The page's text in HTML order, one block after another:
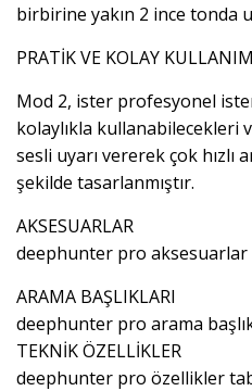
birbirine yakın 2 ince tonda
PRATİK VE KOLAY KULLANIM
Mod 2, ister profesyonel
kolaylıkla kullanabilecekleri
sesli uyarı vererek çok hızlı
şekilde tasarlanmıştır.
AKSESUARLAR
deephunter pro aksesuarlar
ARAMA BAŞLIKLARI
deephunter pro arama
TEKNİK ÖZELLİKLER
deephunter pro özellikler